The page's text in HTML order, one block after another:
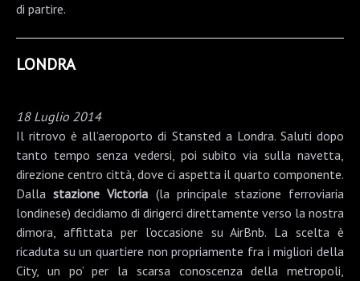
di partire.
LONDRA
18 Luglio 2014
Il ritrovo è all’aeroporto di Stansteda Londra. Saluti dopo
tanto tempo senza vedersi, poi subito via sulla navetta,
direzione centro città, dove ci aspetta il quarto componente.
Dallastazione Victoria (la principale stazione ferroviaria
londinese) decidiamo di dirigerci direttamente verso la nostra
dimora, affittata per l’occasione suAirBnb. La scelta è
ricaduta su un quartiere non propriamente fra i migliori della
City, un po’ per la scarsa conoscenza della metropoli,